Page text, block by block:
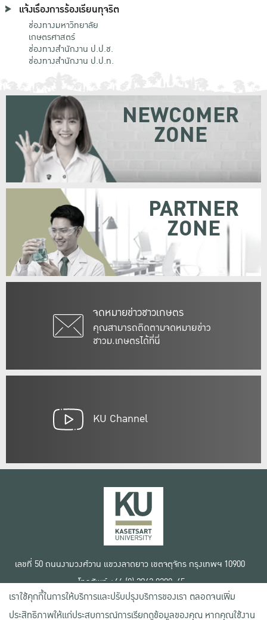
แจ้งเรื่องการร้องเรียนทุจริต
ช่องทางมหาวิทยาลัย
เกษตรศาสตร์
ช่องทางสำนักงาน ป.ป.ช.
ช่องทางสำนักงาน ป.ป.ท.
จดหมายข่าวชาวเกษตร
คุณสามารถติดตามจดหมายข่าว
ชาวม.เกษตรได้ที่นี่
NEWCOMER
ZONE
PARTNER
ZONE
KU Channel
เลขที่ 50 ถนนงามวงศ์วาน แขวงลาดยาว เขตจตุจักร กรุงเทพฯ 10900
โทรศัพท์ +66 (0) 2942 8200-45
เงื่อนไขการใช้งานเว็บไซต์
เราใช้คุกกี้ในการให้บริการและปรับปรุงบริการของเรา ตลอดจนเพิ่ม
ประสิทธิภาพให้แก่ประสบการณ์การเรียกดูข้อมูลของคุณ หากคุณใช้งาน